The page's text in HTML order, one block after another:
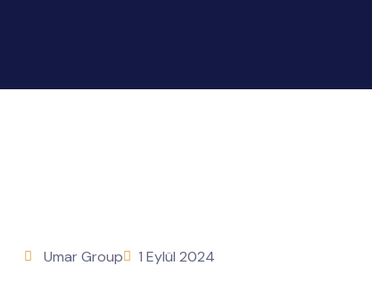
Umar Group 1 Eylül 2024